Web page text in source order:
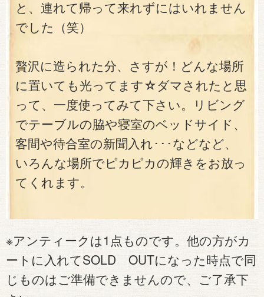
と、連れて帰って来れずにはいれません
でした（笑）
贅沢に造られた分、さすが！どんな場所
に置いても光ってます☆ダマされたと思
って、一度使ってみて下さい。リビング
でテーブルの脇や寝室のベッドサイド、
客間や待合室の新聞入れ･･･などなど、
いろんな場所でピカピカの輝きをお放っ
てくれます。
※アンティークは1点ものです。他の方がカ
ートに入れてSOLD OUTになった時点で同
じものはご準備できませんので、ご了承下